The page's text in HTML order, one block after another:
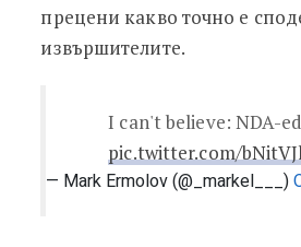
прецени какво точно е
извършителите.
I can't believe: NDA-
pic.twitter.com/
— Mark Ermolov (@_markel___)